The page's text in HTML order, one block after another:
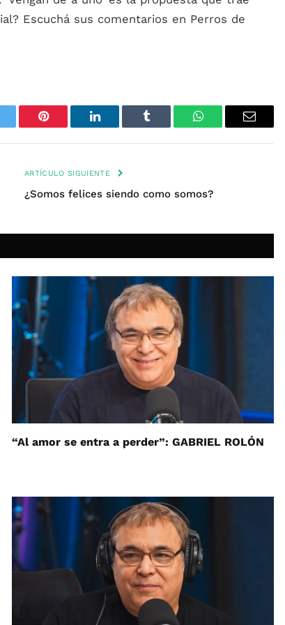
Escuchá sus comentarios en Perros de
Pinterest LinkedIn Tumblr WhatsAppEmail
ARTÍCULO SIGUIENTE
¿Somos felices siendo como somos?
“Al amor se entra a perder”: GABRIEL ROLÓN